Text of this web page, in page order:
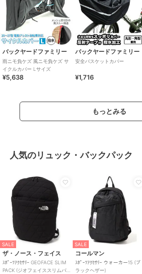
バックヤードファミリー
雨ニモ負ケズ 風ニモ負ケズ サ
イクルカバー Lサイズ
¥5,638
バックヤードファミリー
安全バスケットカバー
¥1,716
もっとみる
人気のリュック・バックパック
SALE
ザ・ノース・フェイス
ｽﾎﾟｰﾂｱｸｾｻﾘｰ GEOFACE SLIM
PACK (ジオフェイススリムパ
SALE
コールマン
ｽﾎﾟｰﾂｱｸｾｻﾘｰ ウォーカー15 (ブ
ラックヘザー)